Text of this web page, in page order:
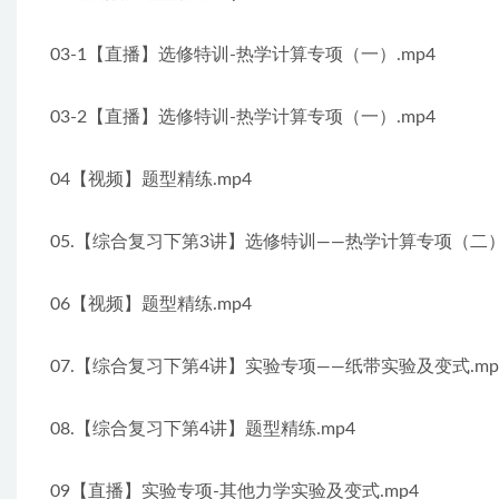
03-1【直播】选修特训-热学计算专项（一）.mp4
03-2【直播】选修特训-热学计算专项（一）.mp4
04【视频】题型精练.mp4
05.【综合复习下第3讲】选修特训——热学计算专项（二
06【视频】题型精练.mp4
07.【综合复习下第4讲】实验专项——纸带实验及变式
08.【综合复习下第4讲】题型精练.mp4
09【直播】实验专项-其他力学实验及变式.mp4